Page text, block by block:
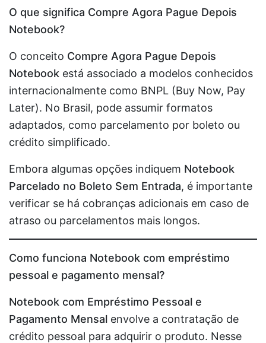
O que significa Compre Agora Pague Depois
Notebook?
O conceito Compre Agora Pague Depois
Notebook está associado a modelos conhecidos
internacionalmente como BNPL (Buy Now, Pay
Later). No Brasil, pode assumir formatos
adaptados, como parcelamento por boleto ou
crédito simplificado.
Embora algumas opções indiquem Notebook
Parcelado no Boleto Sem Entrada, é importante
verificar se há cobranças adicionais em caso de
atraso ou parcelamentos mais longos.
Como funciona Notebook com empréstimo
pessoal e pagamento mensal?
Notebook com Empréstimo Pessoal e
Pagamento Mensal envolve a contratação de
crédito pessoal para adquirir o produto. Nesse